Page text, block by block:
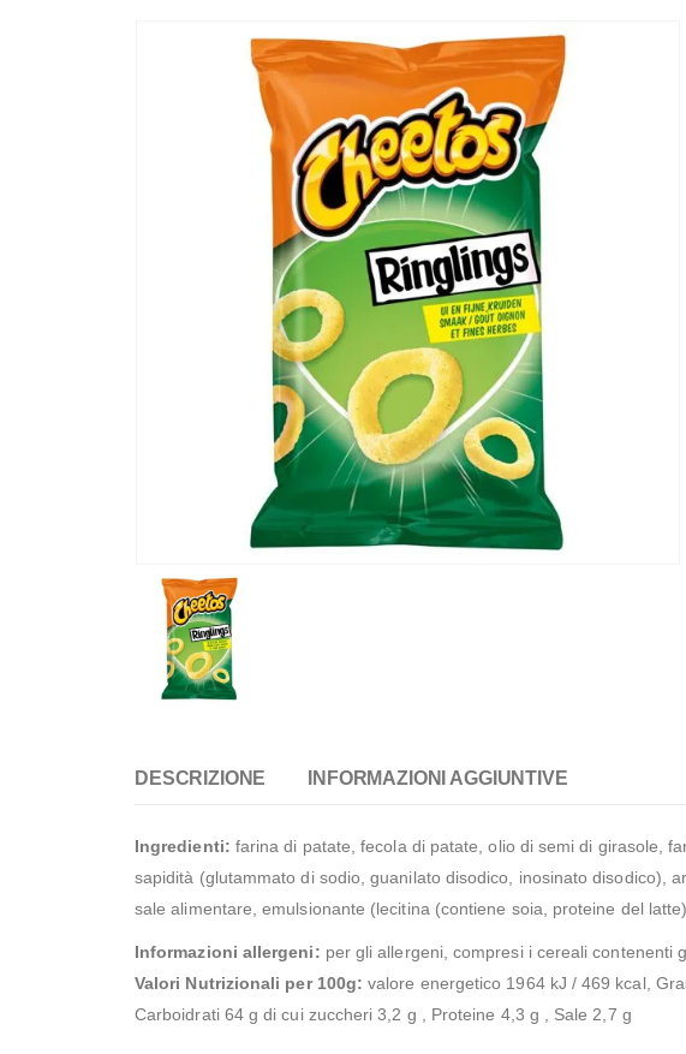
DESCRIZIONE INFORMAZIONI AGGIUNTIVE
Ingredienti: farina di patate, fecola di patate, olio di semi di girasole,
sapidità (glutammato di sodio, guanilato disodico, inosinato disodico),
sale alimentare, emulsionante (lecitina (contiene soia, proteine ​​del
Informazioni allergeni: per gli allergeni, compresi i cereali contenenti
Valori Nutrizionali per 100g:valore energetico 1964 kJ / 469 kcal,
Carboidrati 64 g di cui zuccheri 3,2 g , Proteine ​​4,3 g , Sale 2,7 g